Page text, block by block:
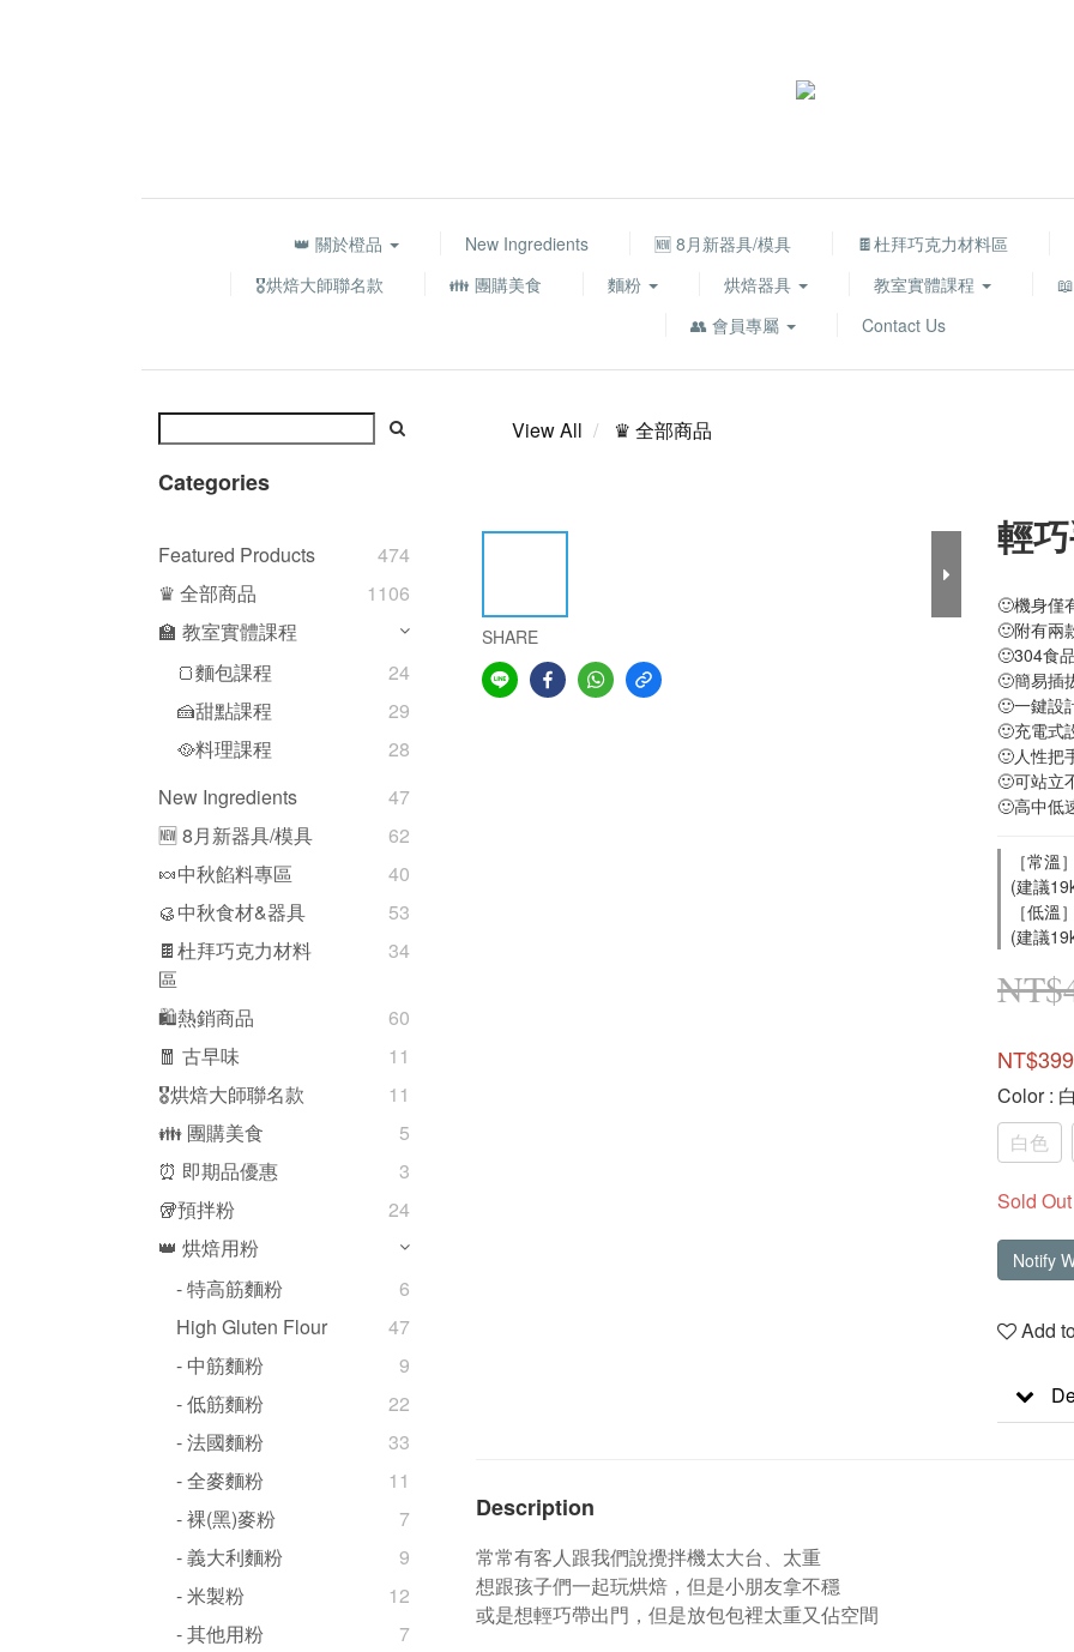
👑 關於橙品 New Ingredients 🆕 8月新器具/模具
🍫杜拜巧克力材料區
🎖️烘焙大師聯名款
👪 團購美食 麵粉 烘焙器具 教室實體課程
👥 會員專屬
Contact Us
Categories
Featured Products
474
♛ 全部商品
1106
🏫 教室實體課程
🍞麵包課程
24
🍰甜點課程
29
🥘料理課程
28
New Ingredients
47
🆕 8月新器具/模具
62
🍬中秋餡料專區
40
🥮中秋食材&器具
53
🍫杜拜巧克力材料
區
34
🛍熱銷商品
60
🧧 古早味
11
🎖️烘焙大師聯名款
11
👪 團購美食
5
⏰ 即期品優惠
3
🥡預拌粉
24
👑 烘焙用粉
- 特高筋麵粉
6
High Gluten Flour
47
- 中筋麵粉
9
- 低筋麵粉
22
- 法國麵粉
33
- 全麥麵粉
11
- 裸(黑)麥粉
7
- 義大利麵粉
9
- 米製粉
12
- 其他用粉
7
View All ♛ 全部商品
SHARE
輕
🙂機身僅
🙂附有兩
🙂304食
🙂簡易插
🙂一鍵設
🙂充電式
🙂人性把
🙂可站立
🙂高中低
［常
(建議
［低
(建議
NT$399
Color:
白色
Sold Out
Notify
Add
Description
常常有客人跟我們說攪拌機太大台、太重
想跟孩子們一起玩烘焙，但是小朋友拿不穩
或是想輕巧帶出門，但是放包包裡太重又佔空間